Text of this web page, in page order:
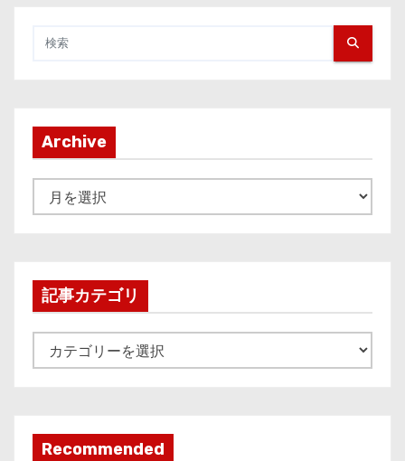
Archive
r
v
記事カテゴリ
事
ゴRecommended